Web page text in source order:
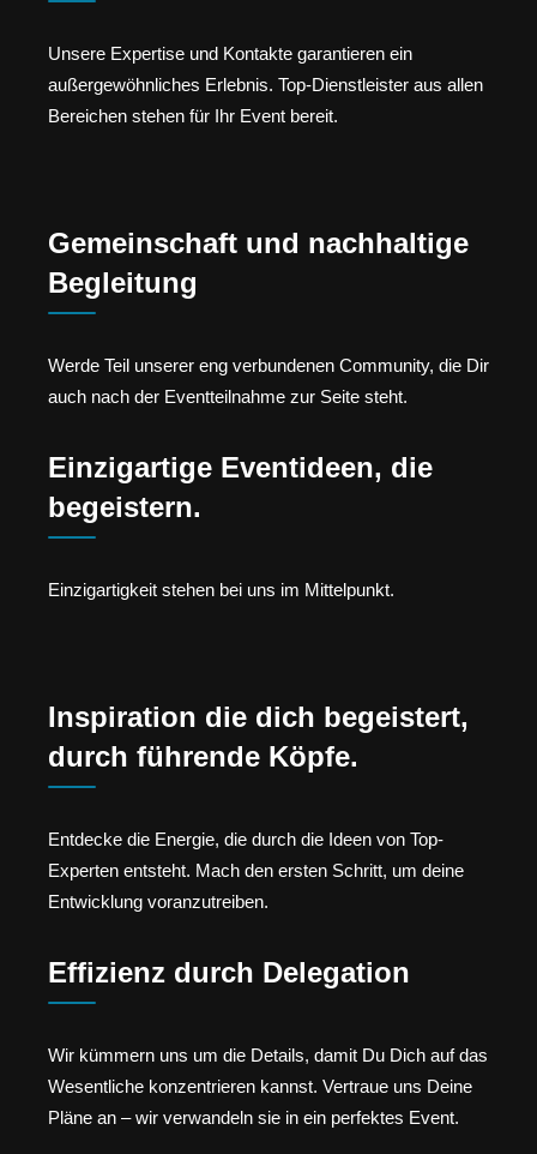
Unsere Expertise und Kontakte garantieren ein
außergewöhnliches Erlebnis. Top-Dienstleister aus allen
Bereichen stehen für Ihr Event bereit.
Gemeinschaft und nachhaltige
Begleitung
Werde Teil unserer eng verbundenen Community, die Dir
auch nach der Eventteilnahme zur Seite steht.
Einzigartige Eventideen, die
begeistern.
Einzigartigkeit stehen bei uns im Mittelpunkt.
Inspiration die dich begeistert,
durch führende Köpfe.
Entdecke die Energie, die durch die Ideen von Top-
Experten entsteht. Mach den ersten Schritt, um deine
Entwicklung voranzutreiben.
Effizienz durch Delegation
Wir kümmern uns um die Details, damit Du Dich auf das
Wesentliche konzentrieren kannst. Vertraue uns Deine
Pläne an – wir verwandeln sie in ein perfektes Event.